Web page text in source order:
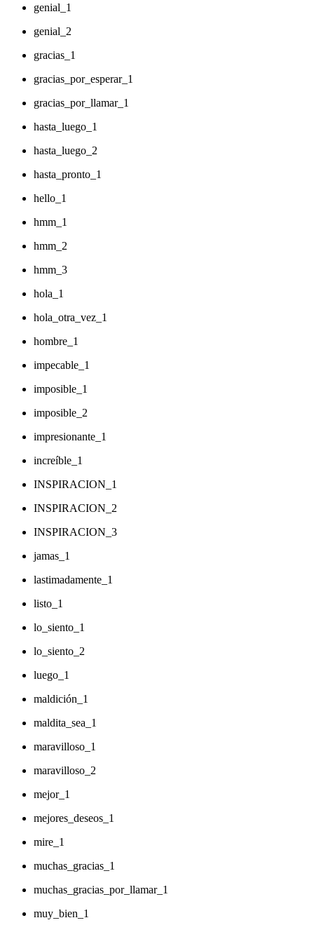
genial_1
genial_2
gracias_1
gracias_por_esperar_1
gracias_por_llamar_1
hasta_luego_1
hasta_luego_2
hasta_pronto_1
hello_1
hmm_1
hmm_2
hmm_3
hola_1
hola_otra_vez_1
hombre_1
impecable_1
imposible_1
imposible_2
impresionante_1
increíble_1
INSPIRACION_1
INSPIRACION_2
INSPIRACION_3
jamas_1
lastimadamente_1
listo_1
lo_siento_1
lo_siento_2
luego_1
maldición_1
maldita_sea_1
maravilloso_1
maravilloso_2
mejor_1
mejores_deseos_1
mire_1
muchas_gracias_1
muchas_gracias_por_llamar_1
muy_bien_1